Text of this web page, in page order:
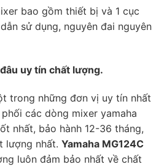
bao gồm thiết bị và 1 cục
sử dụng, nguyên đai nguyên
uy tín chất lượng.
trong những đơn vị uy tín nhất
các dòng mixer yamaha
nhất, bảo hành 12-36 tháng,
lượng nhất. Yamaha MG124C
luôn đảm bảo nhất về chất